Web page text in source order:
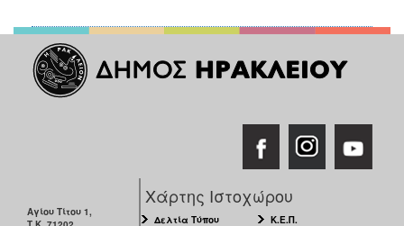
Αγίου Τίτου 1,
Χάρτης Ιστοχώρου
Δελτία Τύπου
Κ.Ε.Π.